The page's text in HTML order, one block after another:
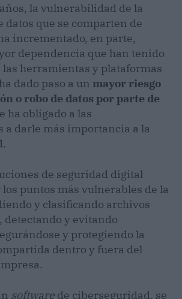
la vulnerabilidad de la
que se comparten de
incrementado, en parte,
dependencia que han tenido
las herramientas y plataformas
dado paso a un mayor riesgo
o robo de datos por parte de
ha obligado a las
a darle más importancia a la
de seguridad digital
puntos más vulnerables de la
y clasificando archivos
detectando y evitando
y protegiendo la
dentro y fuera del
software de ciberseguridad, se